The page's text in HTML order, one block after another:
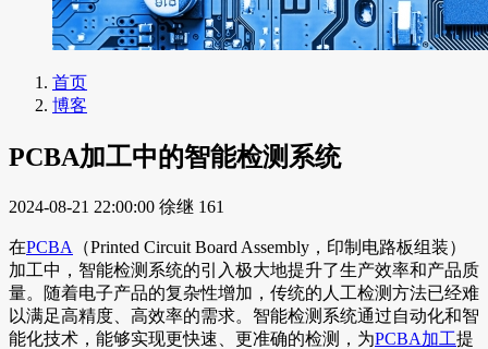
首页
博客
PCBA加工中的智能检测系统
2024-08-21 22:00:00 徐继 161
在PCBA
（Printed Circuit Board Assembly，印制电路板组装）
加工中，智能检测系统的引入极大地提升了生产效率和产品质
量。随着电子产品的复杂性增加，传统的人工检测方法已经难
以满足高精度、高效率的需求。智能检测系统通过自动化和智
能化技术，能够实现更快速、更准确的检测，为PCBA加工提